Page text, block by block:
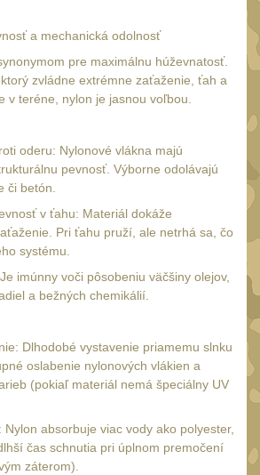
9
8
12
a mechanická odolnosť
pre maximálnu húževnatosť.
zvládne extrémne zaťaženie, ťah a
v teréne, nylon je jasnou voľbou.
oderu: Nylonové vlákna majú
pevnosť. Výborne odolávajú
či betón.
v ťahu: Materiál dokáže
Pri ťahu pruží, ale netrhá sa, čo
systému.
imúnny voči pôsobeniu väčšiny olejov,
a bežných chemikálií.
Dlhodobé vystavenie priamemu slnku
oslabenie nylonových vlákien a
(pokiaľ materiál nemá špeciálny UV
absorbuje viac vody ako polyester,
čas schnutia pri úplnom premočení
záterom).